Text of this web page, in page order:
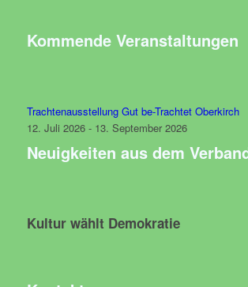
Kommende Veranstaltungen
Trachtenausstellung Gut be-Trachtet Oberkirch
12. Juli 2026 - 13. September 2026
Neuigkeiten aus dem
Kultur wählt Demokratie